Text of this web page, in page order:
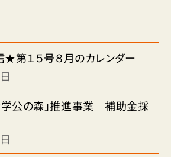
第１５号８月のカレンダー
学公の森」推進事業 補助金採